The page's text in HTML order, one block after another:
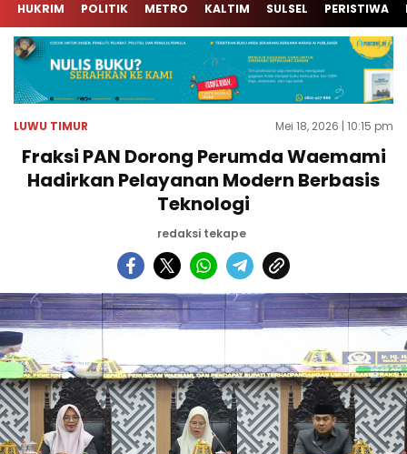
HUKRIM POLITIK METRO KALTIM SULSEL PERISTIWA
LUWU TIMUR Mei 18, 2026 | 10:15 pm
Fraksi PAN Dorong Perumda Waemami
Hadirkan Pelayanan Modern Berbasis
Teknologi
redaksi tekape